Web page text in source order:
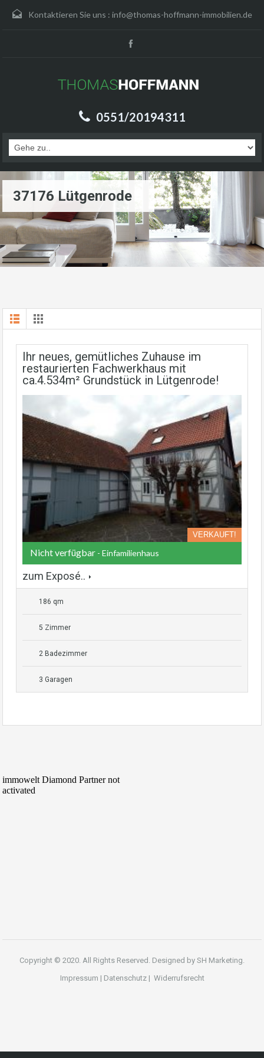
Kontaktieren Sie uns : info@thomas-hoffmann-immobilien.de
0551/20194311
37176 Lütgenrode
Ihr neues, gemütliches Zuhause im
restaurierten Fachwerkhaus mit
ca.4.534m² Grundstück in Lütgenrode!
VERKAUFT!
Nicht verfügbar - Einfamilienhaus
zum Exposé..
186 qm
5 Zimmer
2 Badezimmer
3 Garagen
Copyright © 2020. All Rights Reserved. Designed by SH Marketing.
Impressum | Datenschutz| Widerrufsrecht